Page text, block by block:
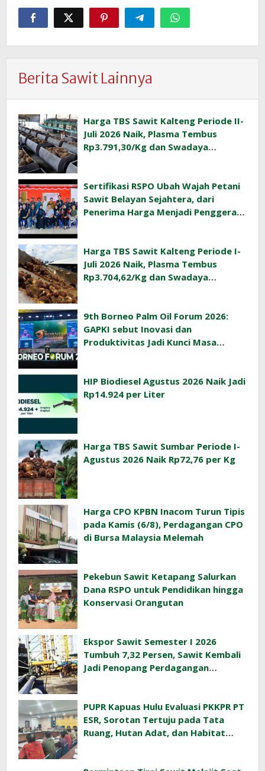
Berita Sawit Lainnya
Harga TBS Sawit Kalteng Periode II-
Juli 2026 Naik, Plasma Tembus
Rp3.791,30/Kg dan Swadaya
Sertifikasi RSPO Ubah Wajah Petani
Sawit Belayan Sejahtera, dari
Penerima Harga Menjadi Penggerak
Harga TBS Sawit Kalteng Periode I-
Juli 2026 Naik, Plasma Tembus
Rp3.704,62/Kg dan Swadaya
9th Borneo Palm Oil Forum 2026:
GAPKI sebut Inovasi dan
Produktivitas Jadi Kunci Masa
HIP Biodiesel Agustus 2026 Naik Jadi
Rp14.924 per Liter
Harga TBS Sawit Sumbar Periode I-
Agustus 2026 Naik Rp72,76 per Kg
Harga CPO KPBN Inacom Turun Tipis
pada Kamis (6/8), Perdagangan CPO
di Bursa Malaysia Melemah
Pekebun Sawit Ketapang Salurkan
Dana RSPO untuk Pendidikan hingga
Konservasi Orangutan
Ekspor Sawit Semester I 2026
Tumbuh 7,32 Persen, Sawit Kembali
Jadi Penopang Perdagangan
PUPR Kapuas Hulu Evaluasi PKKPR PT
ESR, Sorotan Tertuju pada Tata
Ruang, Hutan Adat, dan Habitat